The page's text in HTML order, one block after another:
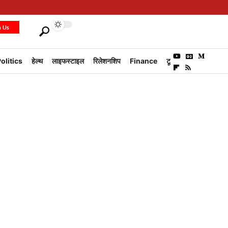
Us
हेल्थ लाइफस्टाइल रिलेशनशिप Finance टूरिज्म